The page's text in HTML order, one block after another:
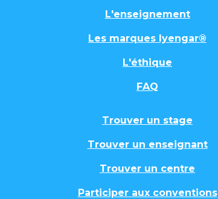
L'enseignement
Les marques Iyengar®
L'éthique
FAQ
Trouver un stage
Trouver un enseignant
Trouver un centre
Participer aux conventions